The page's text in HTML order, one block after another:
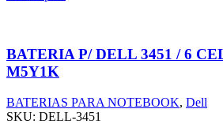
BATERIA P/ DELL 3451 / 6
M5Y1K
BATERIAS PARA NOTEBOOK, Dell
SKU: DELL-3451